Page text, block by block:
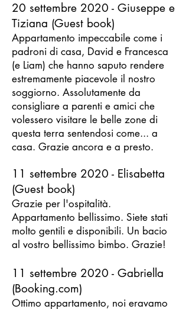
20 settembre 2020 - Giuseppe e
Tiziana (Guest book)
Appartamento impeccabile come i
padroni di casa, David e Francesca
(e Liam) che hanno saputo rendere
estremamente piacevole il nostro
soggiorno. Assolutamente da
consigliare a parenti e amici che
volessero visitare le belle zone di
questa terra sentendosi come... a
casa. Grazie ancora e a presto.
11 settembre 2020 - Elisabetta
(Guest book)
Grazie per l'ospitalità.
Appartamento bellissimo. Siete stati
molto gentili e disponibili. Un bacio
al vostro bellissimo bimbo. Grazie!
11 settembre 2020 - Gabriella
(Booking.com)
Ottimo appartamento, noi eravamo